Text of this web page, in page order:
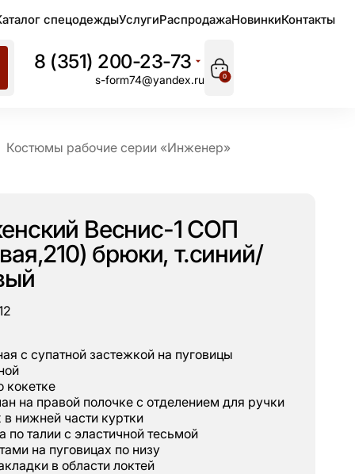
спецодеждыУслугиРаспродажаНовинкиКонтакты
8 (351) 200-23-73
s-form74@yandex.ru 0
Костюмы рабочие серии «Инженер»
Веснис-1 СОП
брюки, т.синий/
с супатной застежкой на пуговицы
на правой полочке с отделением для ручки
нижней части куртки
по талии с эластичной тесьмой
на пуговицах по низу
в области локтей